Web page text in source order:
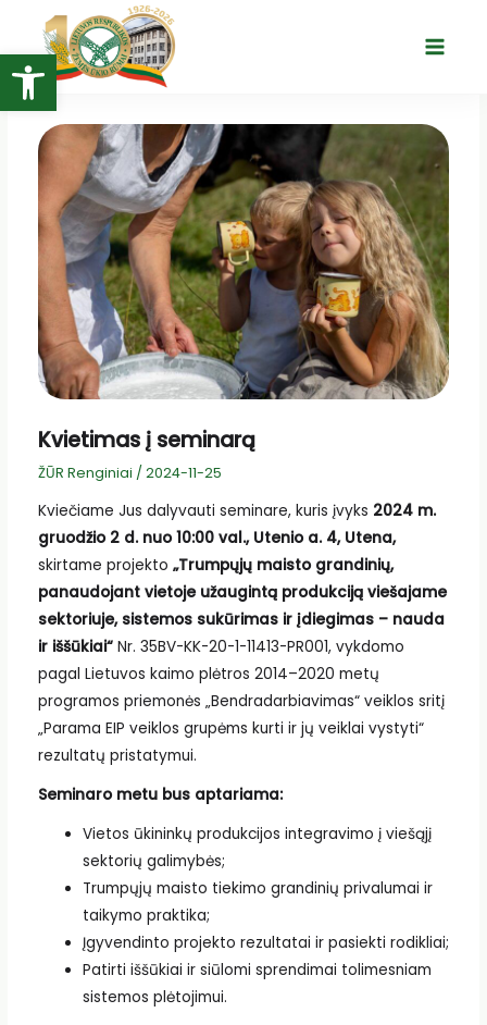
Open toolbar
turinio
Main
Kvietimas į seminarą
ŽŪR Renginiai / 2024-11-25
Kviečiame Jus dalyvauti seminare, kuris įvyks 2024 m.
gruodžio 2 d. nuo 10:00 val., Utenio a. 4, Utena,
skirtame projekto „Trumpųjų maisto grandinių,
panaudojant vietoje užaugintą produkciją viešajame
sektoriuje, sistemos sukūrimas ir įdiegimas – nauda
ir iššūkiai“Nr. 35BV-KK-20-1-11413-PR001, vykdomo
pagal Lietuvos kaimo plėtros 2014–2020 metų
programos priemonės „Bendradarbiavimas“ veiklos sritį
„Parama EIP veiklos grupėms kurti ir jų veiklai vystyti“
rezultatų pristatymui.
Seminaro metu bus aptariama:
Vietos ūkininkų produkcijos integravimo į viešąjį
sektorių galimybės;
Trumpųjų maisto tiekimo grandinių privalumai ir
taikymo praktika;
Įgyvendinto projekto rezultatai ir pasiekti rodikliai;
Patirti iššūkiai ir siūlomi sprendimai tolimesniam
sistemos plėtojimui.